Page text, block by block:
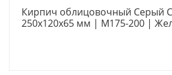
Кирпич облицовочный Серый
250х120х65 мм | М175-200 |